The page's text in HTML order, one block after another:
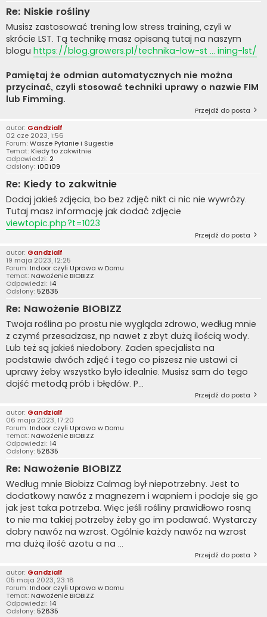
Re: Niskie rośliny
Musisz zastosować trening low stress training, czyli w
skrócie LST. Tą technikę masz opisaną tutaj na naszym
blogu https://blog.growers.pl/technika-low-st ... ining-lst/
Pamiętaj że odmian automatycznych nie można
przycinać, czyli stosować techniki uprawy o nazwie FIM
lub Fimming.
Przejdź do posta
autor: Gandzialf
02 cze 2023, 1:56
Forum: Wasze Pytanie i Sugestie
Temat: Kiedy to zakwitnie
Odpowiedzi: 2
Odsłony: 100109
Re: Kiedy to zakwitnie
Dodaj jakieś zdjęcia, bo bez zdjęć nikt ci nic nie wywróży.
Tutaj masz informację jak dodać zdjęcie
viewtopic.php?t=1023
Przejdź do posta
autor: Gandzialf
19 maja 2023, 12:25
Forum: Indoor czyli Uprawa w Domu
Temat: Nawożenie BIOBIZZ
Odpowiedzi: 14
Odsłony: 52835
Re: Nawożenie BIOBIZZ
Twoja roślina po prostu nie wygląda zdrowo, według mnie
z czymś przesadzasz, np nawet z zbyt dużą ilością wody.
Lub też są jakieś niedobory. Żaden specjalista na
podstawie dwóch zdjęć i tego co piszesz nie ustawi ci
uprawy żeby wszystko było idealnie. Musisz sam do tego
dojść metodą prób i błędów. P...
Przejdź do posta
autor: Gandzialf
06 maja 2023, 17:20
Forum: Indoor czyli Uprawa w Domu
Temat: Nawożenie BIOBIZZ
Odpowiedzi: 14
Odsłony: 52835
Re: Nawożenie BIOBIZZ
Według mnie Biobizz Calmag był niepotrzebny. Jest to
dodatkowy nawóz z magnezem i wapniem i podaje się go
jak jest taka potrzeba. Więc jeśli rośliny prawidłowo rosną
to nie ma takiej potrzeby żeby go im podawać. Wystarczy
dobry nawóz na wzrost. Ogólnie każdy nawóz na wzrost
ma dużą ilość azotu a na ...
Przejdź do posta
autor: Gandzialf
05 maja 2023, 23:18
Forum: Indoor czyli Uprawa w Domu
Temat: Nawożenie BIOBIZZ
Odpowiedzi: 14
Odsłony: 52835